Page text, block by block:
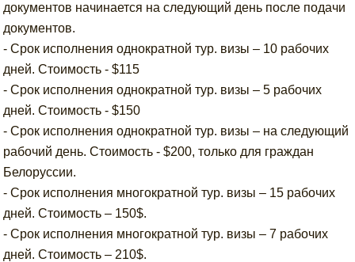
документов начинается на следующий день после подачи
документов.
- Срок исполнения однократной тур. визы – 10 рабочих
дней. Стоимость - $115
- Срок исполнения однократной тур. визы – 5 рабочих
дней. Стоимость - $150
- Срок исполнения однократной тур. визы – на следующий
рабочий день. Стоимость - $200, только для граждан
Белоруссии.
- Срок исполнения многократной тур. визы – 15 рабочих
дней. Стоимость – 150$.
- Срок исполнения многократной тур. визы – 7 рабочих
дней. Стоимость – 210$.